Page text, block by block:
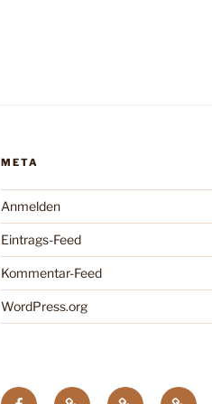
META
Anmelden
Eintrags-Feed
Kommentar-Feed
WordPress.org
facebookTagung Zootier